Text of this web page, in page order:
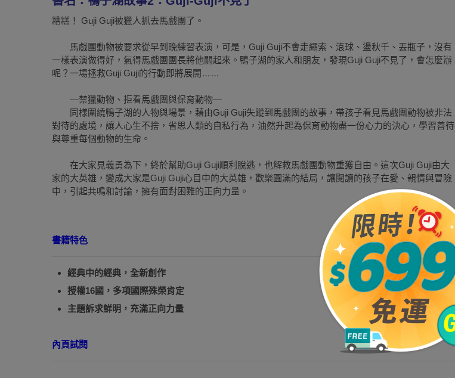
糟糕！ Guji Guji被獵人抓去馬戲團了。
馬戲團動物被要求從早到晚練習表演，可是，Guji Guji不會走繩索、滾球、盪秋千、丟瓶子，沒有
一樣表演做得好，氣得馬戲團團長將他關起來。鴨子湖的家人和朋友，發現Guji Guji不見了，會怎麼辦
呢？一場拯救Guji Guji的行動即將展開……
—禁獵動物、拒看馬戲團與保育動物—
同樣圍繞鴨子湖的人物與場景，藉由Guji Guji失蹤到馬戲團的故事，帶孩子看見馬戲團動物被非法
對待的處境，讓人心生不捨，省思人類的自私行為，油然升起為保育動物盡一份心力的決心，學習善待
與尊重每個動物的生命。
在大家見義勇為下，終於幫助Guji Guji順利脫逃，也解救馬戲團動物重獲自由。這次Guji Guji由大
家的大英雄，變成大家是Guji Guji心目中的大英雄，歡樂圓滿的結局，讓閱讀的孩子在愛、親情與冒險
中，引起共鳴和討論，擁有面對困難的正向力量。
書籍特色
經典中的經典，全新創作
授權16國，多項國際殊榮肯定
主題訴求鮮明，充滿正向力量
內頁試閱